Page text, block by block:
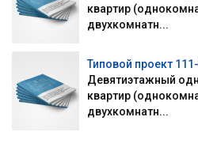
квартир
двухкомнатн...
Типовой проект
Девятиэтажный
квартир
двухкомнатн...